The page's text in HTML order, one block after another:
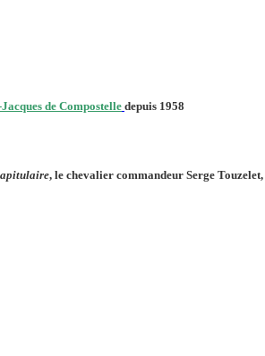
de Compostelle depuis 1958
, le chevalier commandeur Serge Touzelet,